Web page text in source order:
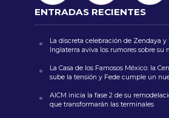
ENTRADAS RECIENTES
La discreta celebración de Zendaya y
Inglaterra aviva los rumores sobre su
La Casa de los Famosos México: la
sube la tensión y Fede cumple un
AICM inicia la fase 2 de su
que transformarán las terminales